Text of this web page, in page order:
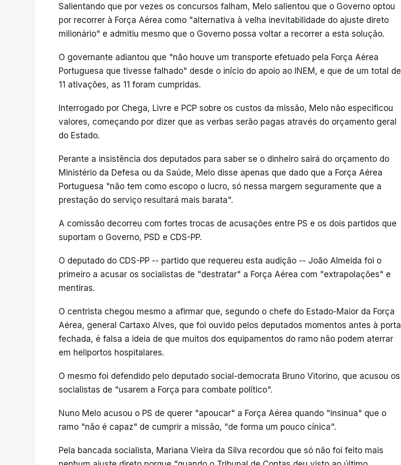
Salientando que por vezes os concursos falham, Melo salientou que o Governo optou
por recorrer à Força Aérea como "alternativa à velha inevitabilidade do ajuste direto
milionário" e admitiu mesmo que o Governo possa voltar a recorrer a esta solução.
O governante adiantou que "não houve um transporte efetuado pela Força Aérea
Portuguesa que tivesse falhado" desde o início do apoio ao INEM, e que de um total de
11 ativações, as 11 foram cumpridas.
Interrogado por Chega, Livre e PCP sobre os custos da missão, Melo não especificou
valores, começando por dizer que as verbas serão pagas através do orçamento geral
do Estado.
Perante a insistência dos deputados para saber se o dinheiro sairá do orçamento do
Ministério da Defesa ou da Saúde, Melo disse apenas que dado que a Força Aérea
Portuguesa "não tem como escopo o lucro, só nessa margem seguramente que a
prestação do serviço resultará mais barata".
A comissão decorreu com fortes trocas de acusações entre PS e os dois partidos que
suportam o Governo, PSD e CDS-PP.
O deputado do CDS-PP -- partido que requereu esta audição -- João Almeida foi o
primeiro a acusar os socialistas de "destratar" a Força Aérea com "extrapolações" e
mentiras.
O centrista chegou mesmo a afirmar que, segundo o chefe do Estado-Maior da Força
Aérea, general Cartaxo Alves, que foi ouvido pelos deputados momentos antes à porta
fechada, é falsa a ideia de que muitos dos equipamentos do ramo não podem aterrar
em heliportos hospitalares.
O mesmo foi defendido pelo deputado social-democrata Bruno Vitorino, que acusou os
socialistas de "usarem a Força para combate político".
Nuno Melo acusou o PS de querer "apoucar" a Força Aérea quando "insinua" que o
ramo "não é capaz" de cumprir a missão, "de forma um pouco cínica".
Pela bancada socialista, Mariana Vieira da Silva recordou que só não foi feito mais